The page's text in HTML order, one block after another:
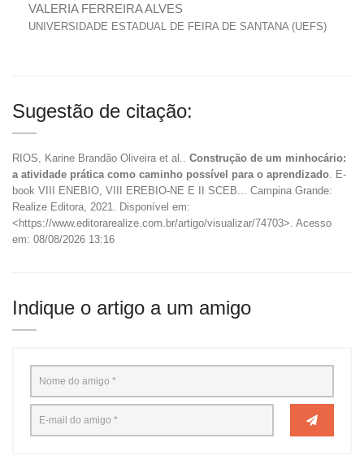
VALERIA FERREIRA ALVES
UNIVERSIDADE ESTADUAL DE FEIRA DE SANTANA (UEFS)
Sugestão de citação:
RIOS, Karine Brandão Oliveira et al.. Construção de um minhocário:
a atividade prática como caminho possível para o aprendizado . E-
book VIII ENEBIO, VIII EREBIO-NE E II SCEB... Campina Grande:
Realize Editora, 2021. Disponível em:
<https://www.editorarealize.com.br/artigo/visualizar/74703>. Acesso
em: 08/08/2026 13:16
Indique o artigo a um amigo